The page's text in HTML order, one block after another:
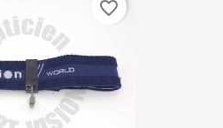
favorite_border